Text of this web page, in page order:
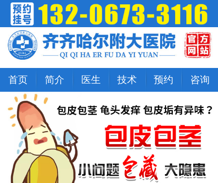
首页 简介 医生 技术 预约 咨询